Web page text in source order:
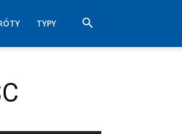
TYPY